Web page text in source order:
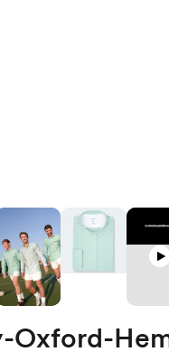
Oxford-